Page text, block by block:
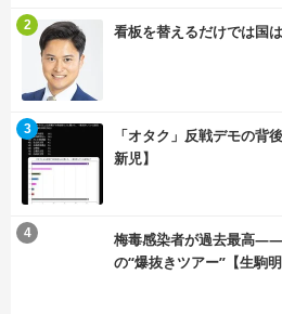
看板を替えるだけでは国
2
「オタク」反戦デモの
新児】
3
梅毒感染者が過去最高
の“爆抜きツアー”【生駒明
4